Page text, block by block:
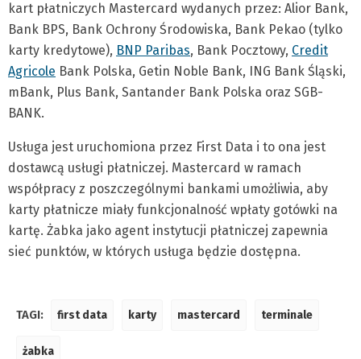
kart płatniczych Mastercard wydanych przez: Alior Bank,
Bank BPS, Bank Ochrony Środowiska, Bank Pekao (tylko
karty kredytowe), BNP Paribas, Bank Pocztowy, Credit
Agricole Bank Polska, Getin Noble Bank, ING Bank Śląski,
mBank, Plus Bank, Santander Bank Polska oraz SGB-
BANK.
Usługa jest uruchomiona przez First Data i to ona jest
dostawcą usługi płatniczej. Mastercard w ramach
współpracy z poszczególnymi bankami umożliwia, aby
karty płatnicze miały funkcjonalność wpłaty gotówki na
kartę. Żabka jako agent instytucji płatniczej zapewnia
sieć punktów, w których usługa będzie dostępna.
TAGI: first data karty mastercard terminale
żabka